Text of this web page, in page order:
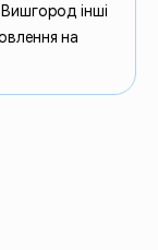
інші
на